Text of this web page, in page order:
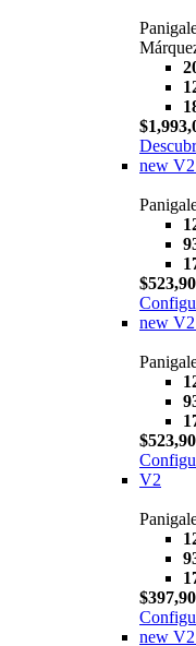
new
new
V2
new V2